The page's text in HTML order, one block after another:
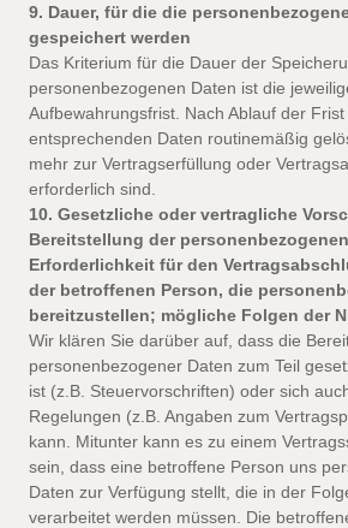
9. Dauer, für die die
gespeichert werden
Das Kriterium für die Dauer der
personenbezogenen Daten ist die
Aufbewahrungsfrist. Nach Ablauf der
entsprechenden Daten routinemäßig
mehr zur Vertragserfüllung oder
erforderlich sind.
10. Gesetzliche oder vertragliche
Bereitstellung der
Erforderlichkeit für den
der betroffenen Person, die
bereitzustellen; mögliche Folgen der
Wir klären Sie darüber auf, dass die
personenbezogener Daten zum Teil
ist (z.B. Steuervorschriften) oder sich
Regelungen (z.B. Angaben zum
kann. Mitunter kann es zu einem
sein, dass eine betroffene Person uns
Daten zur Verfügung stellt, die in der
verarbeitet werden müssen. Die